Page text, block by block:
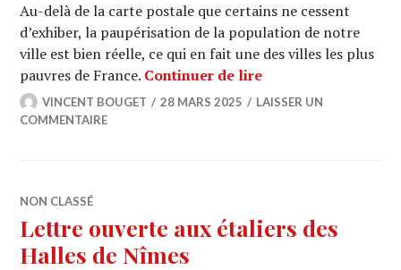
Au-delà de la carte postale que certains ne cessent
d’exhiber, la paupérisation de la population de notre
ville est bien réelle, ce qui en fait une des villes les plus
pauvres de France. Continuer de lireDossier Midi Libre :
VINCENT BOUGET 28 MARS 2025
LAISSER UN
COMMENTAIRE
NON CLASSÉ
Lettre ouverte aux étaliers des
Halles de Nîmes